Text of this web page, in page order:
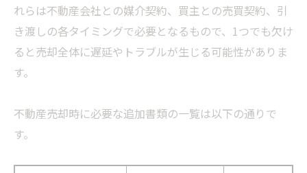
れらは不動産会社との媒介契約、買主との売買契約、引
き渡しの各タイミングで必要となるもので、1つでも欠け
ると売却全体に遅延やトラブルが生じる可能性がありま
す。
不動産売却時に必要な追加書類の一覧は以下の通りで
す。